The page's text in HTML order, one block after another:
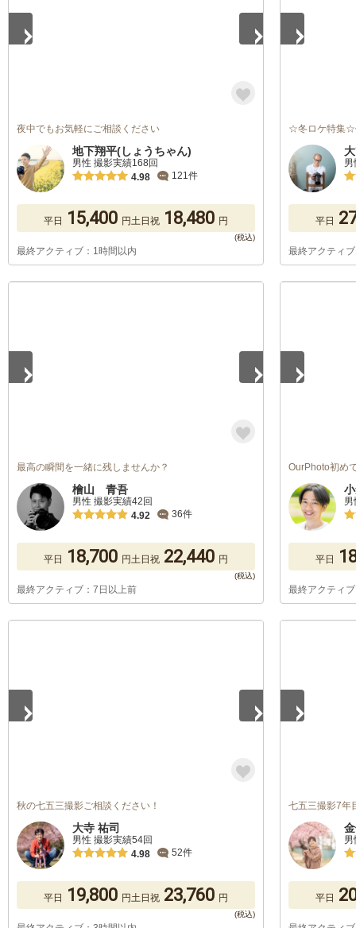
夜中でもお気軽にご相談ください
地下翔平(しょうちゃん)
男性 撮影実績168回
4.98
121件
平日 15,400 円土日祝 18,480 円
最終アクティブ：1時間以内
☆冬ロケ特集☆
平日
最終アクティ
最高の瞬間を一緒に残しませんか？
檜山 青吾
男性 撮影実績42回
4.92
36件
平日 18,700 円土日祝 22,440 円
最終アクティブ：7日以上前
OurPhoto初め
平日
最終アクティ
秋の七五三撮影ご相談ください！
大寺 祐司
男性 撮影実績54回
4.98
52件
平日 19,800 円土日祝 23,760 円
七五三撮影7年
平日